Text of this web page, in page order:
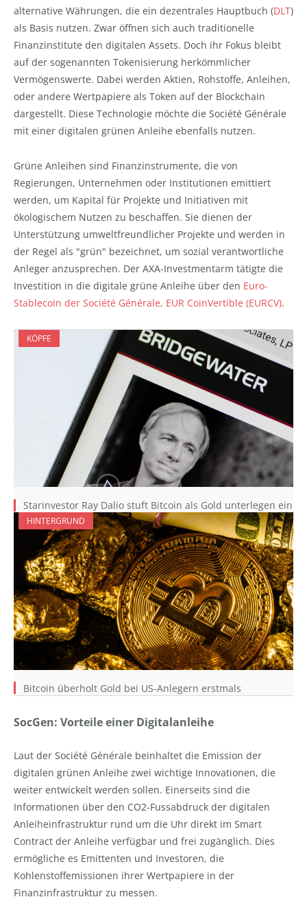
alternative Währungen, die ein dezentrales Hauptbuch (DLT)
als Basis nutzen. Zwar öffnen sich auch traditionelle
Finanzinstitute den digitalen Assets. Doch ihr Fokus bleibt
auf der sogenannten Tokenisierung herkömmlicher
Vermögenswerte. Dabei werden Aktien, Rohstoffe, Anleihen,
oder andere Wertpapiere als Token auf der Blockchain
dargestellt. Diese Technologie möchte die Société Générale
mit einer digitalen grünen Anleihe ebenfalls nutzen.
Grüne Anleihen sind Finanzinstrumente, die von
Regierungen, Unternehmen oder Institutionen emittiert
werden, um Kapital für Projekte und Initiativen mit
ökologischem Nutzen zu beschaffen. Sie dienen der
Unterstützung umweltfreundlicher Projekte und werden in
der Regel als "grün" bezeichnet, um sozial verantwortliche
Anleger anzusprechen. Der AXA-Investmentarm tätigte die
Investition in die digitale grüne Anleihe über den Euro-
Stablecoin der Société Générale, EUR CoinVertible (EURCV).
KÖPFE
Starinvestor Ray Dalio stuft Bitcoin als Gold unterlegen ein
HINTERGRUND
Bitcoin überholt Gold bei US-Anlegern erstmals
SocGen: Vorteile einer Digitalanleihe
Laut der Société Générale beinhaltet die Emission der
digitalen grünen Anleihe zwei wichtige Innovationen, die
weiter entwickelt werden sollen. Einerseits sind die
Informationen über den CO2-Fussabdruck der digitalen
Anleiheinfrastruktur rund um die Uhr direkt im Smart
Contract der Anleihe verfügbar und frei zugänglich. Dies
ermögliche es Emittenten und Investoren, die
Kohlenstoffemissionen ihrer Wertpapiere in der
Finanzinfrastruktur zu messen.